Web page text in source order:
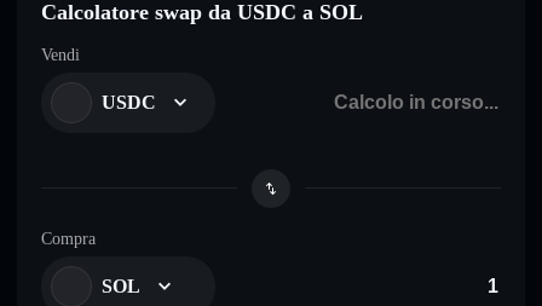
Calcolatore swap da USDC a SOL
Vendi
USDC
Compra
SOL